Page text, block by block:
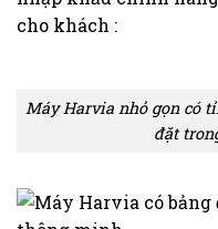
cho khách :
Máy Harvia nhỏ gọn có
đặt